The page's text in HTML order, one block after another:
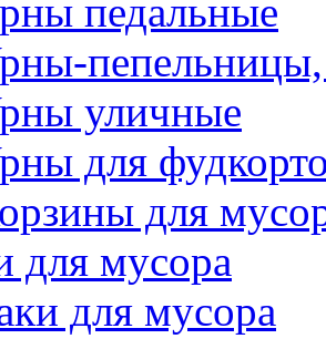
педальные
уличные
для
для
для мусора
для мусора